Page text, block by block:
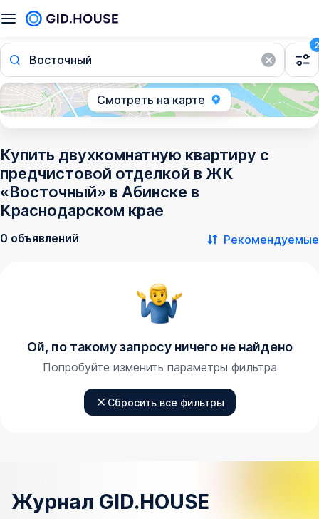
Восточный
2
Смотреть на карте
Купить двухкомнатную квартиру с
предчистовой отделкой в ЖК
«Восточный» в Абинске в
Краснодарском крае
0 объявлений Рекомендуемые
Ой, по такому запросу ничего не найдено
Попробуйте изменить параметры фильтра
Сбросить все фильтры
Журнал GID.HOUSE